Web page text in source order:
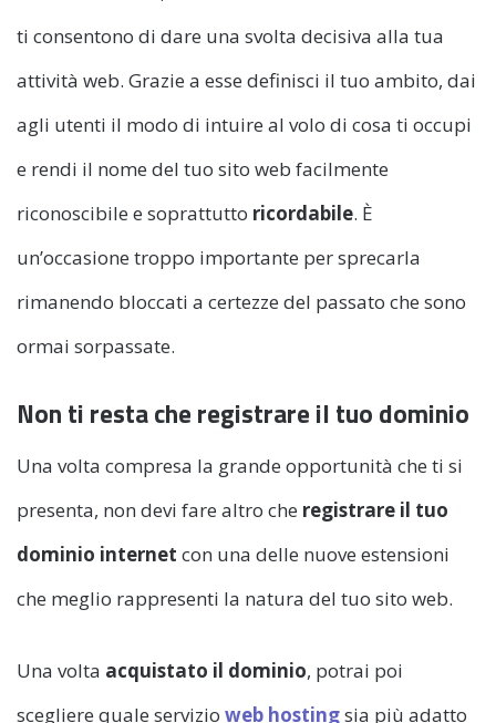
ti consentono di dare una svolta decisiva alla tua
attività web. Grazie a esse definisci il tuo ambito, dai
agli utenti il modo di intuire al volo di cosa ti occupi
e rendi il nome del tuo sito web facilmente
riconoscibile e soprattutto ricordabile. È
un’occasione troppo importante per sprecarla
rimanendo bloccati a certezze del passato che sono
ormai sorpassate.
Non ti resta che registrare il tuo dominio
Una volta compresa la grande opportunità che ti si
presenta, non devi fare altro che registrare il tuo
dominio internet con una delle nuove estensioni
che meglio rappresenti la natura del tuo sito web.
Una volta acquistato il dominio, potrai poi
scegliere quale servizio web hostingsia più adatto